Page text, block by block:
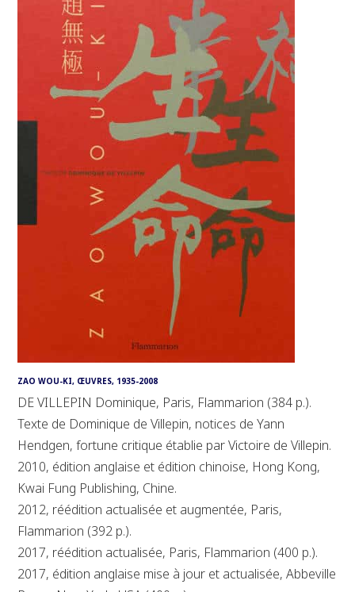
ZAO WOU-KI, ŒUVRES, 1935-2008
DE VILLEPIN Dominique, Paris, Flammarion (384 p.).
Texte de Dominique de Villepin, notices de Yann
Hendgen, fortune critique établie par Victoire de Villepin.
2010, édition anglaise et édition chinoise, Hong Kong,
Kwai Fung Publishing, Chine.
2012, réédition actualisée et augmentée, Paris,
Flammarion (392 p.).
2017, réédition actualisée, Paris, Flammarion (400 p.).
2017, édition anglaise mise à jour et actualisée, Abbeville